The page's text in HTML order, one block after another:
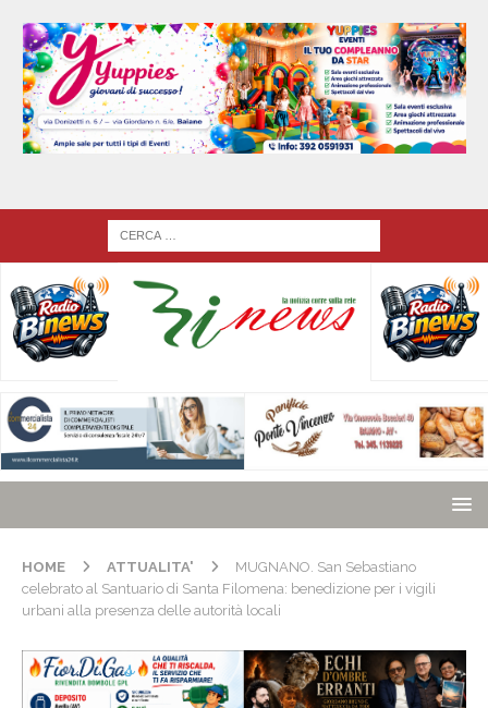
HOME ATTUALITA'
MUGNANO. San Sebastiano
celebrato al Santuario di Santa Filomena: benedizione per i vigili
urbani alla presenza delle autorità locali